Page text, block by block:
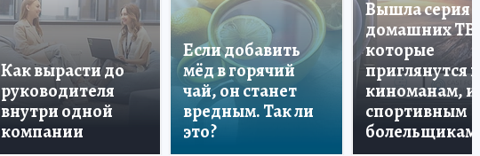
Как вырасти до
руководителя
внутри одной
компании
Если добавить
мёд в горячий
чай, он станет
вредным. Так ли
это?
Вышла серия
домашних ТВ,
которые
приглянутся и
киноманам, и
спортивным
болельщикам